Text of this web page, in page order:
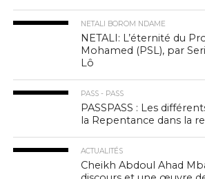
NETALI BOROM NDAME
NETALI: L’éternité du
Mohamed (PSL), par
Lô
PASS - PASS
PASSPASS : Les
la Repentance dans la
ACTUALITÉS
Cheikh Abdoul Ahad